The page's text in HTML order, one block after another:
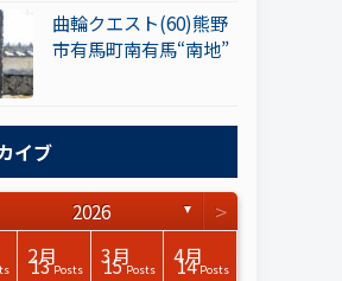
曲輪クエスト(60)熊野
市有馬町南有馬“南地”
イブ
2026 ▼ >
2月
13 Posts
3月
15 Posts
4月
14 Posts